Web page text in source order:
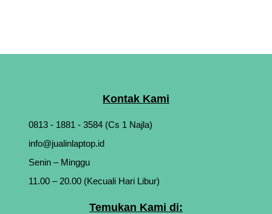
Kontak Kami
0813 - 1881 - 3584 (Cs 1 Najla)
info@jualinlaptop.id
Senin – Minggu
11.00 – 20.00 (Kecuali Hari Libur)
Temukan Kami di: